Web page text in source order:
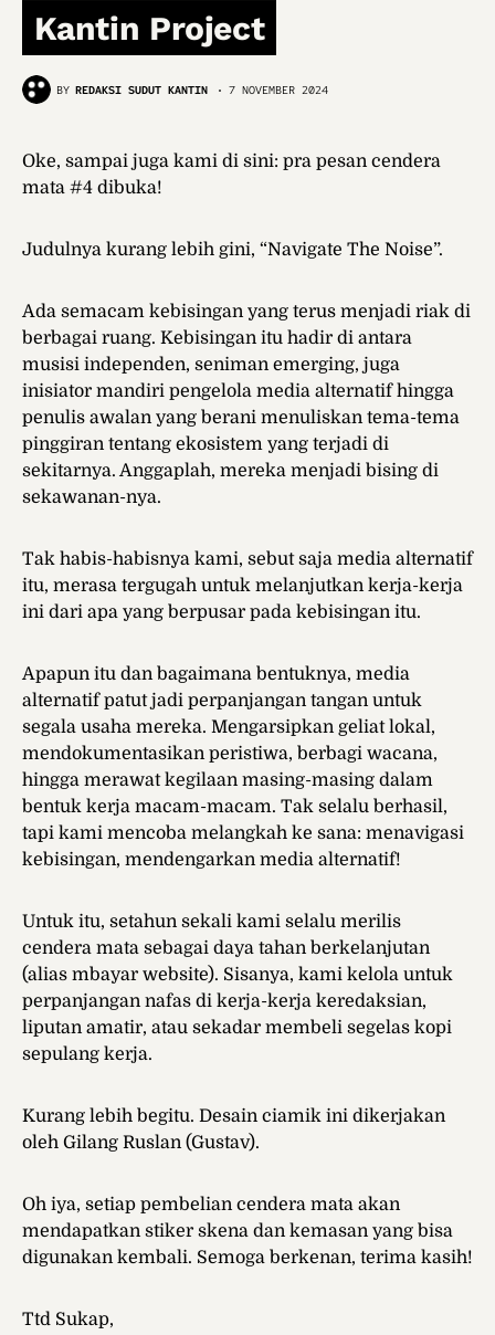
Kantin Project
BY REDAKSI SUDUT KANTIN 7 NOVEMBER 2024
Oke, sampai juga kami di sini: pra pesan cendera
mata #4 dibuka!
Judulnya kurang lebih gini, “Navigate The Noise”.
Ada semacam kebisingan yang terus menjadi riak di
berbagai ruang. Kebisingan itu hadir di antara
musisi independen, seniman emerging, juga
inisiator mandiri pengelola media alternatif hingga
penulis awalan yang berani menuliskan tema-tema
pinggiran tentang ekosistem yang terjadi di
sekitarnya. Anggaplah, mereka menjadi bising di
sekawanan-nya.
Tak habis-habisnya kami, sebut saja media alternatif
itu, merasa tergugah untuk melanjutkan kerja-kerja
ini dari apa yang berpusar pada kebisingan itu.
Apapun itu dan bagaimana bentuknya, media
alternatif patut jadi perpanjangan tangan untuk
segala usaha mereka. Mengarsipkan geliat lokal,
mendokumentasikan peristiwa, berbagi wacana,
hingga merawat kegilaan masing-masing dalam
bentuk kerja macam-macam. Tak selalu berhasil,
tapi kami mencoba melangkah ke sana: menavigasi
kebisingan, mendengarkan media alternatif!
Untuk itu, setahun sekali kami selalu merilis
cendera mata sebagai daya tahan berkelanjutan
(alias mbayar website). Sisanya, kami kelola untuk
perpanjangan nafas di kerja-kerja keredaksian,
liputan amatir, atau sekadar membeli segelas kopi
sepulang kerja.
Kurang lebih begitu. Desain ciamik ini dikerjakan
oleh Gilang Ruslan (Gustav).
Oh iya, setiap pembelian cendera mata akan
mendapatkan stiker skena dan kemasan yang bisa
digunakan kembali. Semoga berkenan, terima kasih!
Ttd Sukap,